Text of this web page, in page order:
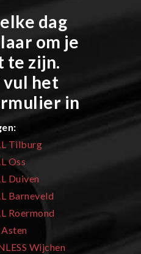
dag
om je
te zijn.
vul het
in
Tilburg
Oss
Duiven
Barneveld
Roermond
Asten
Wijchen